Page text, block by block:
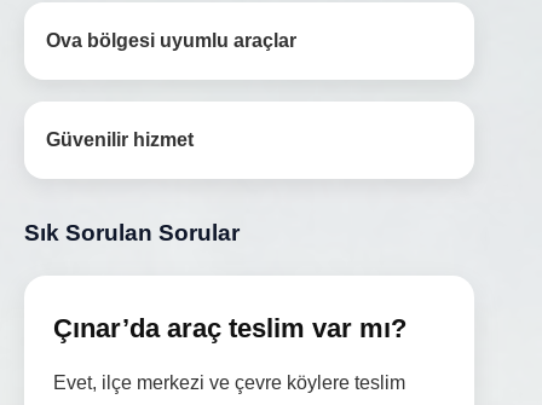
Ova bölgesi uyumlu araçlar
Güvenilir hizmet
Sık Sorulan Sorular
Çınar’da araç teslim var mı?
Evet, ilçe merkezi ve çevre köylere teslim